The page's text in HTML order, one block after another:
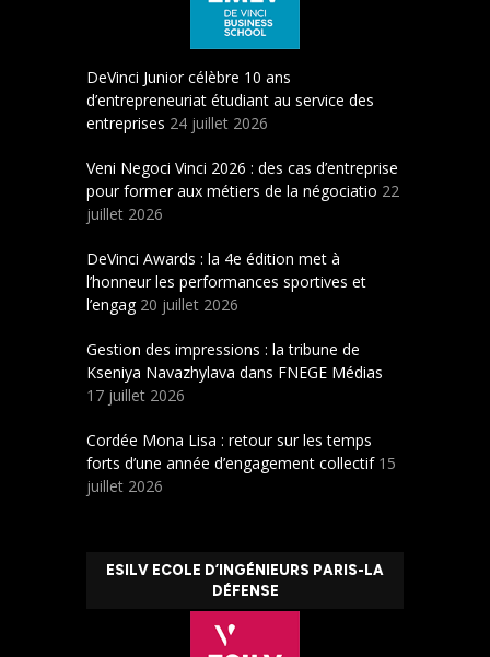
DeVinci Junior célèbre 10 ans
d’entrepreneuriat étudiant au service des
entreprises 24 juillet 2026
Veni Negoci Vinci 2026 : des cas d’entreprise
pour former aux métiers de la négociatio 22
juillet 2026
DeVinci Awards : la 4e édition met à
l’honneur les performances sportives et
l’engag 20 juillet 2026
Gestion des impressions : la tribune de
Kseniya Navazhylava dans FNEGE Médias
17 juillet 2026
Cordée Mona Lisa : retour sur les temps
forts d’une année d’engagement collectif 15
juillet 2026
ESILV ECOLE D’INGÉNIEURS PARIS-LA
DÉFENSE